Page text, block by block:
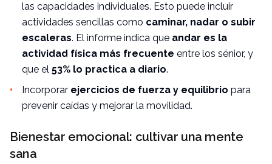
las capacidades individuales. Esto puede incluir
actividades sencillas como caminar, nadar o subir
escaleras. El informe indica que andar es la
actividad física más frecuente entre los sénior, y
que el 53% lo practica a diario.
Incorporar ejercicios de fuerza y equilibrio para
prevenir caídas y mejorar la movilidad.
Bienestar emocional: cultivar una mente
sana